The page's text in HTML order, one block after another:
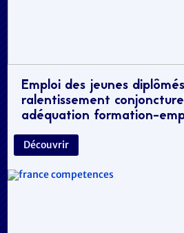
Emploi des jeunes
ralentissement
adéquation formation-
Découvrir